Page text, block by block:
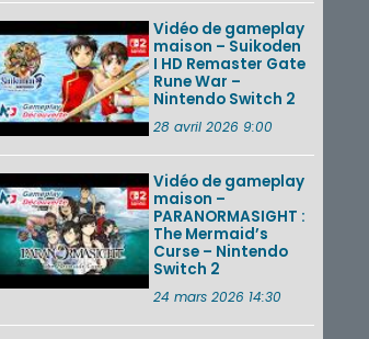
Vidéo de gameplay
maison – Suikoden
I HD Remaster Gate
Rune War –
Nintendo Switch 2
28 avril 2026 9:00
Vidéo de gameplay
maison –
PARANORMASIGHT :
The Mermaid’s
Curse – Nintendo
Switch 2
24 mars 2026 14:30